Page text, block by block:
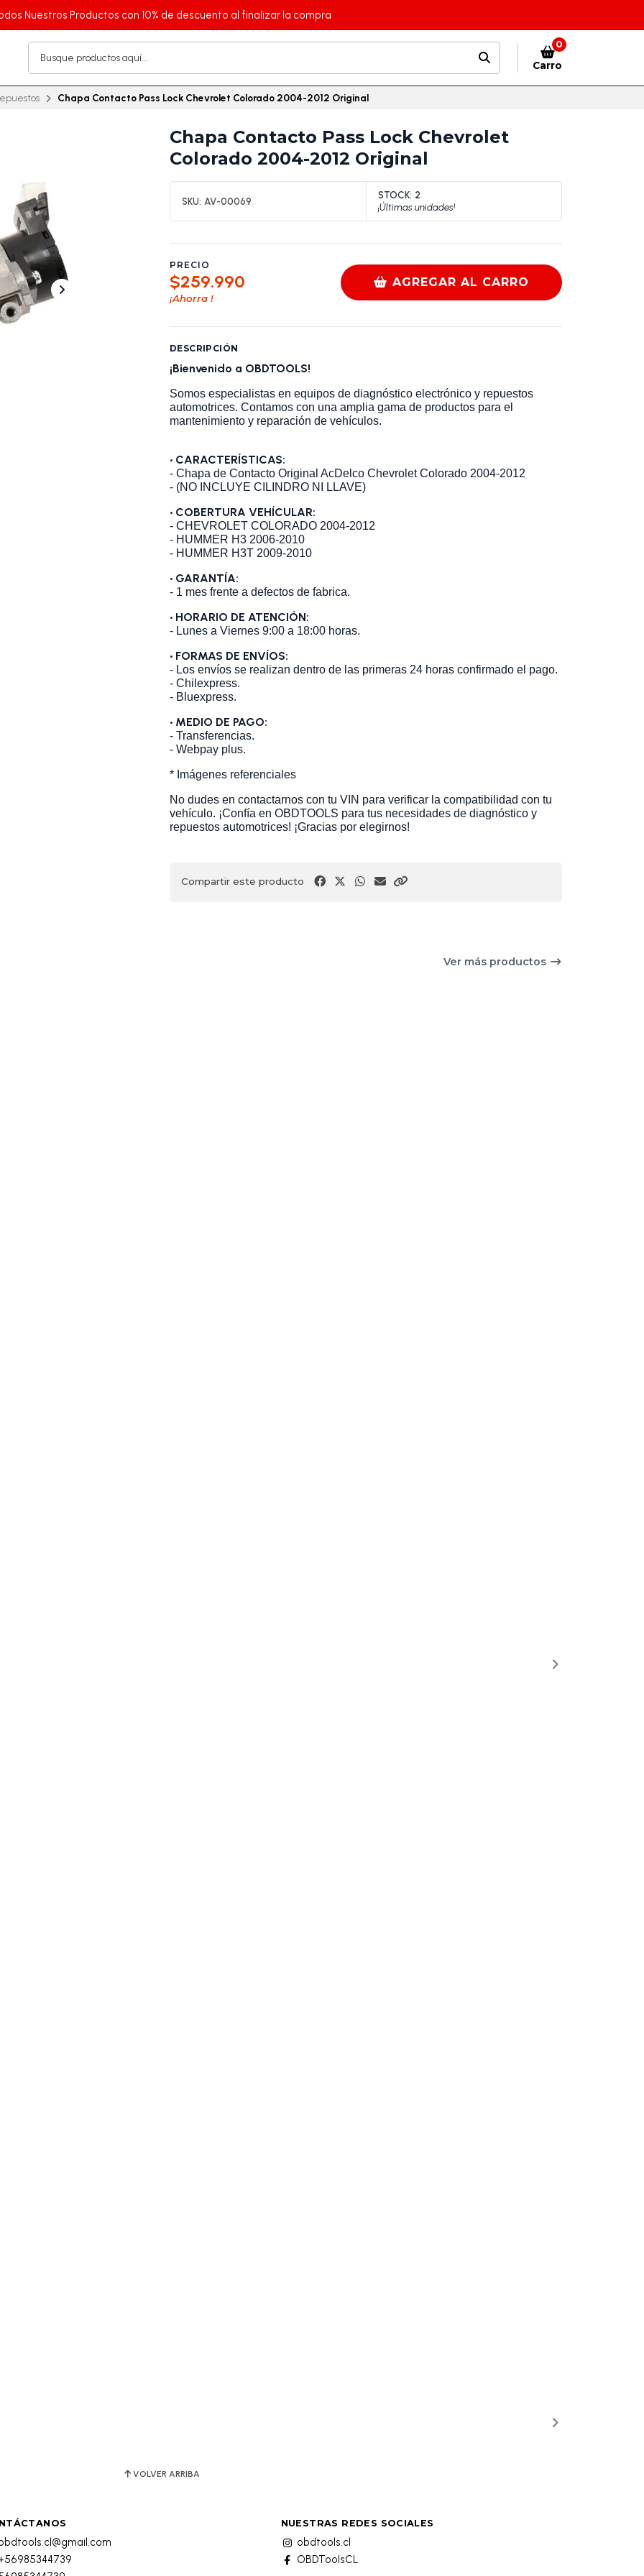
Nuestros Productos con 10% de descuento al finalizar la compra
0
Carro
Chapa Contacto Pass Lock Chevrolet Colorado 2004-2012 Original
Chapa Contacto Pass Lock Chevrolet
Colorado 2004-2012 Original
SKU: AV-00069
STOCK: 2
¡Últimas unidades!
PRECIO
$259.990
¡Ahorra !
AGREGAR AL CARRO
DESCRIPCIÓN
¡Bienvenido a OBDTOOLS!
Somos especialistas en equipos de diagnóstico electrónico y repuestos
automotrices. Contamos con una amplia gama de productos para el
mantenimiento y reparación de vehículos.
• CARACTERÍSTICAS:
- Chapa de Contacto Original AcDelco Chevrolet Colorado 2004-2012
- (NO INCLUYE CILINDRO NI LLAVE)
• COBERTURA VEHÍCULAR:
- CHEVROLET COLORADO 2004-2012
- HUMMER H3 2006-2010
- HUMMER H3T 2009-2010
• GARANTÍA:
- 1 mes frente a defectos de fabrica.
• HORARIO DE ATENCIÓN:
- Lunes a Viernes 9:00 a 18:00 horas.
• FORMAS DE ENVÍOS:
- Los envíos se realizan dentro de las primeras 24 horas confirmado el pago.
- Chilexpress.
- Bluexpress.
• MEDIO DE PAGO:
- Transferencias.
- Webpay plus.
* Imágenes referenciales
No dudes en contactarnos con tu VIN para verificar la compatibilidad con tu
vehículo. ¡Confía en OBDTOOLS para tus necesidades de diagnóstico y
repuestos automotrices! ¡Gracias por elegirnos!
Compartir este producto
Ver más productos
VOLVER ARRIBA
NUESTRAS REDES SOCIALES
obdtools.cl
OBDToolsCL